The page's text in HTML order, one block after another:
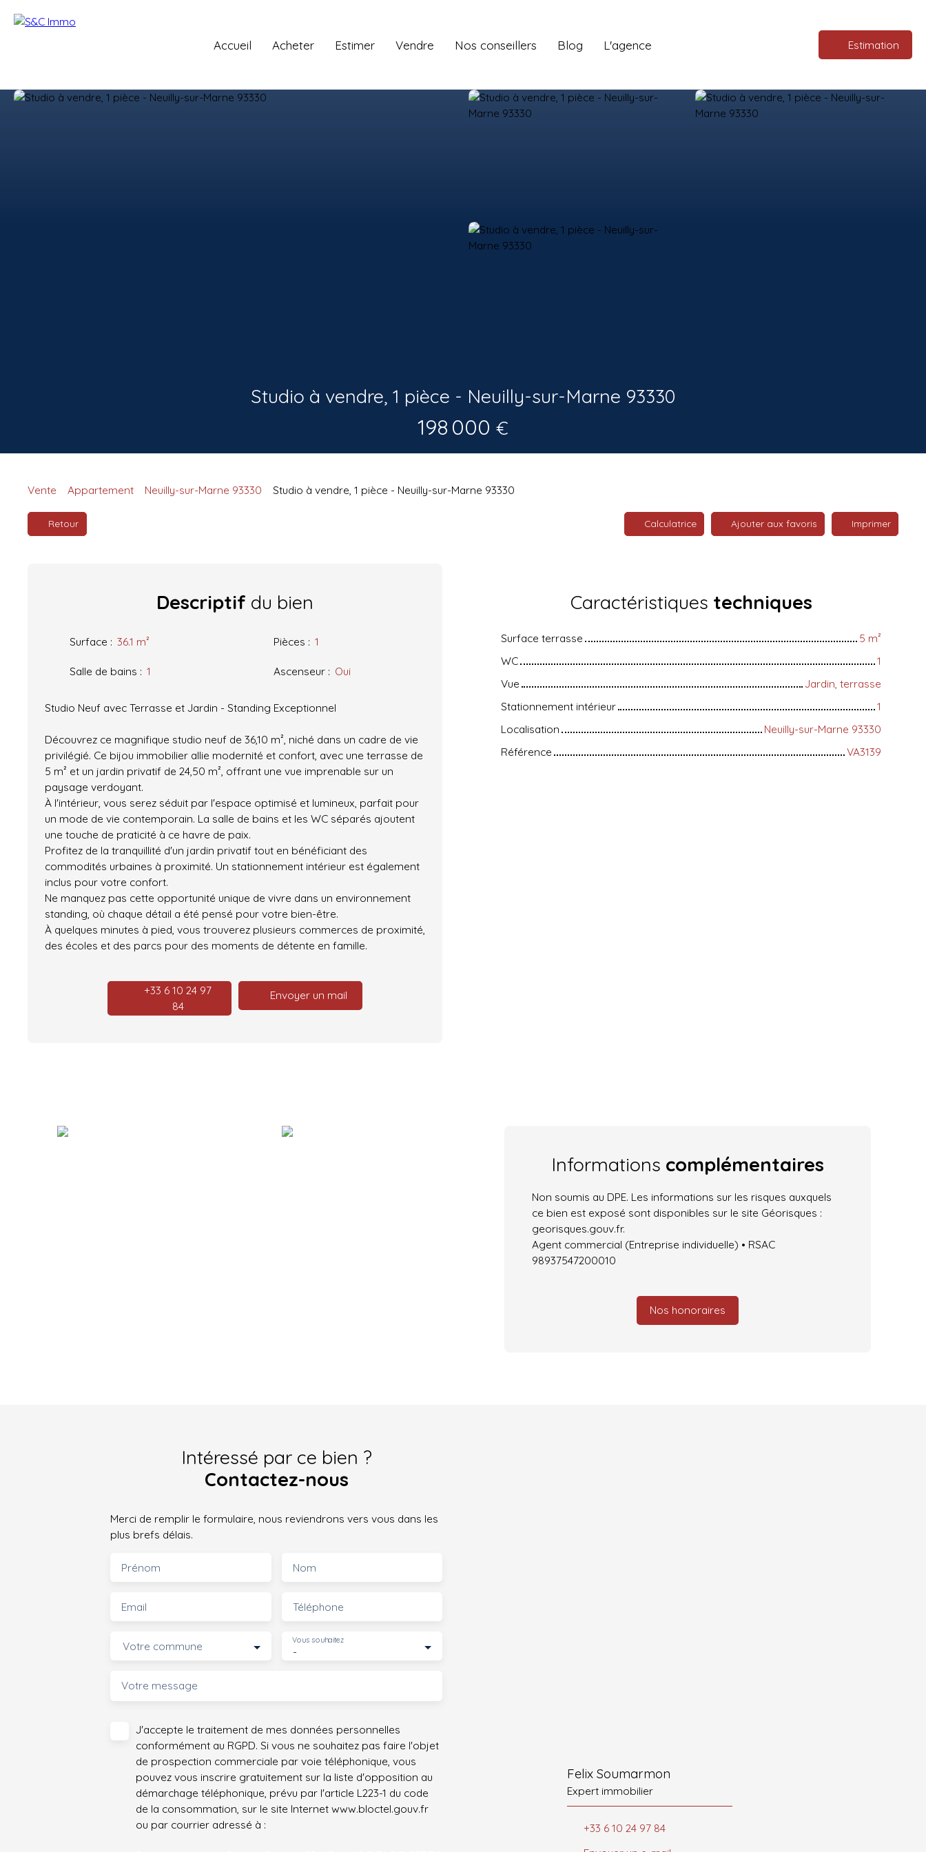
Accueil Acheter Estimer Vendre Nos conseillers Blog L'agence Estimation
Studio à vendre, 1 pièce - Neuilly-sur-Marne 93330
198 000 €
Vente Appartement Neuilly-sur-Marne 93330 Studio à vendre, 1 pièce - Neuilly-sur-Marne 93330
Retour Calculatrice Ajouter aux favoris Imprimer
Descriptif du bien
Surface : 36.1 m² Pièces : 1
Salle de bains : 1 Ascenseur : Oui
Studio Neuf avec Terrasse et Jardin - Standing Exceptionnel
Découvrez ce magnifique studio neuf de 36,10 m², niché dans un cadre de vie
privilégié. Ce bijou immobilier allie modernité et confort, avec une terrasse de
5 m² et un jardin privatif de 24,50 m², offrant une vue imprenable sur un
paysage verdoyant.
À l'intérieur, vous serez séduit par l'espace optimisé et lumineux, parfait pour
un mode de vie contemporain. La salle de bains et les WC séparés ajoutent
une touche de praticité à ce havre de paix.
Profitez de la tranquillité d'un jardin privatif tout en bénéficiant des
commodités urbaines à proximité. Un stationnement intérieur est également
inclus pour votre confort.
Ne manquez pas cette opportunité unique de vivre dans un environnement
standing, où chaque détail a été pensé pour votre bien-être.
À quelques minutes à pied, vous trouverez plusieurs commerces de proximité,
des écoles et des parcs pour des moments de détente en famille.
+33 6 10 24 97
84
Envoyer un mail
Caractéristiques techniques
Surface terrasse 5 m²
WC
1
Vue
Jardin, terrasse
Stationnement intérieur
1
Localisation
Neuilly-sur-Marne 93330
Référence
VA3139
Informations complémentaires
Non soumis au DPE. Les informations sur les risques auxquels
ce bien est exposé sont disponibles sur le site Géorisques :
georisques.gouv.fr.
Agent commercial (Entreprise individuelle) • RSAC
98937547200010
Nos honoraires
Intéressé par ce bien ?
Contactez-nous
Merci de remplir le formulaire, nous reviendrons vers vous dans les
plus brefs délais.
Prénom Nom
Email Téléphone
Votre commune -
Vous souhaitez
Votre message
J'accepte le traitement de mes données personnelles
conformément au RGPD. Si vous ne souhaitez pas faire l'objet
de prospection commerciale par voie téléphonique, vous
pouvez vous inscrire gratuitement sur la liste d'opposition au
démarchage téléphonique, prévu par l'article L223-1 du code
de la consommation, sur le site Internet www.bloctel.gouv.fr
ou par courrier adressé à :
Felix Soumarmon
Expert immobilier
+33 6 10 24 97 84